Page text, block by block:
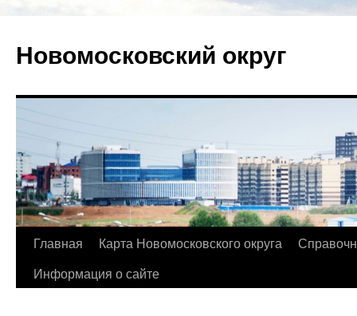
Новомосковский округ
Главная Карта Новомосковского округа
Информация о сайте